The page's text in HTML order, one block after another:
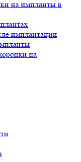
на импланты в
имплантации
на